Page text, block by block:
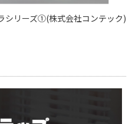
シリーズ①(株式会社コンテック)